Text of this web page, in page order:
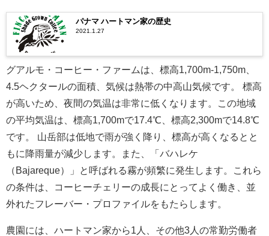
パナマ ハートマン家の歴史
2021.1.27
グアルモ・コーヒー・ファームは、標高1,700m-1,750m、
4.5ヘクタールの面積、気候は熱帯の中高山気候です。 標高
が高いため、夜間の気温は非常に低くなります。この地域
の平均気温は、標高1,700mで17.4℃、標高2,300mで14.8℃
です。 山岳部は低地で雨が強く降り、標高が高くなるとと
もに降雨量が減少します。また、「バハレケ
（Bajareque）」と呼ばれる霧が頻繁に発生します。これら
の条件は、コーヒーチェリーの成長にとってよく働き、並
外れたフレーバー・プロファイルをもたらします。
農園には、ハートマン家から1人、その他3人の常勤労働者